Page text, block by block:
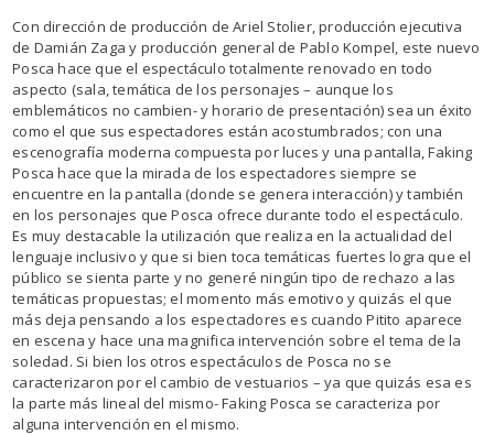
Con dirección de producción de Ariel Stolier, producción ejecutiva
de Damián Zaga y producción general de Pablo Kompel, este nuevo
Posca hace que el espectáculo totalmente renovado en todo
aspecto (sala, temática de los personajes – aunque los
emblemáticos no cambien- y horario de presentación) sea un éxito
como el que sus espectadores están acostumbrados; con una
escenografía moderna compuesta por luces y una pantalla, Faking
Posca hace que la mirada de los espectadores siempre se
encuentre en la pantalla (donde se genera interacción) y también
en los personajes que Posca ofrece durante todo el espectáculo.
Es muy destacable la utilización que realiza en la actualidad del
lenguaje inclusivo y que si bien toca temáticas fuertes logra que el
público se sienta parte y no generé ningún tipo de rechazo a las
temáticas propuestas; el momento más emotivo y quizás el que
más deja pensando a los espectadores es cuando Pitito aparece
en escena y hace una magnifica intervención sobre el tema de la
soledad. Si bien los otros espectáculos de Posca no se
caracterizaron por el cambio de vestuarios – ya que quizás esa es
la parte más lineal del mismo- Faking Posca se caracteriza por
alguna intervención en el mismo.